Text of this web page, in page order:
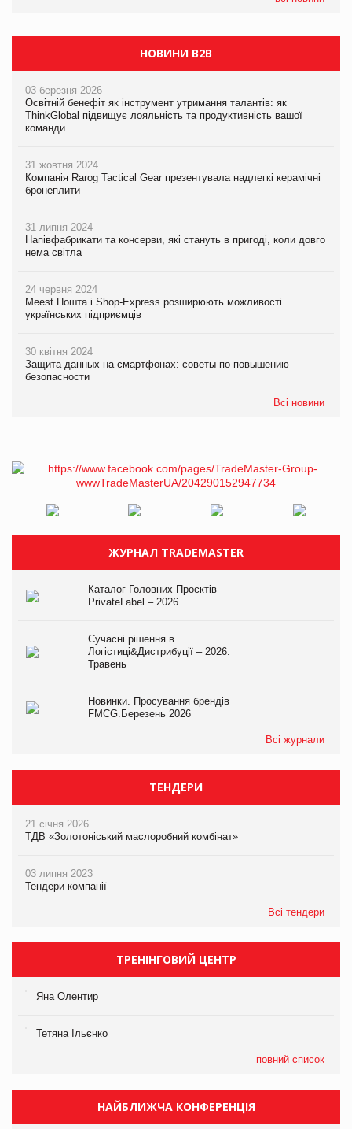
НОВИНИ B2B
03 березня 2026
Освітній бенефіт як інструмент утримання талантів: як
ThinkGlobal підвищує лояльність та продуктивність вашої
команди
31 жовтня 2024
Компанія Rarog Tactical Gear презентувала надлегкі керамічні
бронеплити
31 липня 2024
Напівфабрикати та консерви, які стануть в пригоді, коли довго
нема світла
24 червня 2024
Meest Пошта і Shop-Express розширюють можливості
українських підприємців
30 квітня 2024
Защита данных на смартфонах: советы по повышению
безопасности
Всі новини
ЖУРНАЛ TRADEMASTER
Каталог Головних Проєктів
PrivateLabel – 2026
Сучасні рішення в
Логістиці&Дистрибуції – 2026.
Травень
Новинки. Просування брендів
FMCG.Березень 2026
Всі журнали
ТЕНДЕРИ
21 січня 2026
ТДВ «Золотоніський маслоробний комбінат»
03 липня 2023
Тендери компанії
Всі тендери
ТРЕНІНГОВИЙ ЦЕНТР
Яна Олентир
Тетяна Ільєнко
повний список
НАЙБЛИЖЧА КОНФЕРЕНЦІЯ